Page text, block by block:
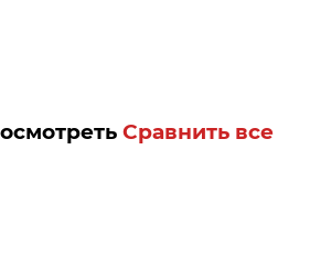
Сравнить все